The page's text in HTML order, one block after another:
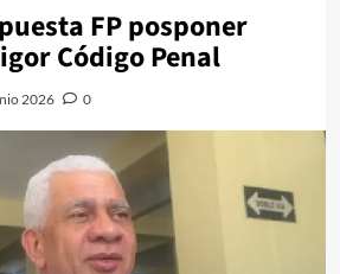
FP posponer
Código Penal
2026 0